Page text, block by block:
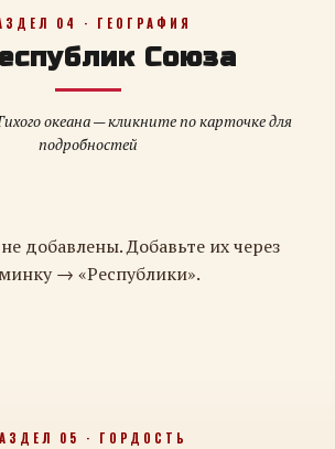
04 · ГЕОГРАФИЯ
Союза
океана — кликните по карточке для
подробностей
добавлены. Добавьте их через
→ «Республики».
05 · ГОРДОСТЬ